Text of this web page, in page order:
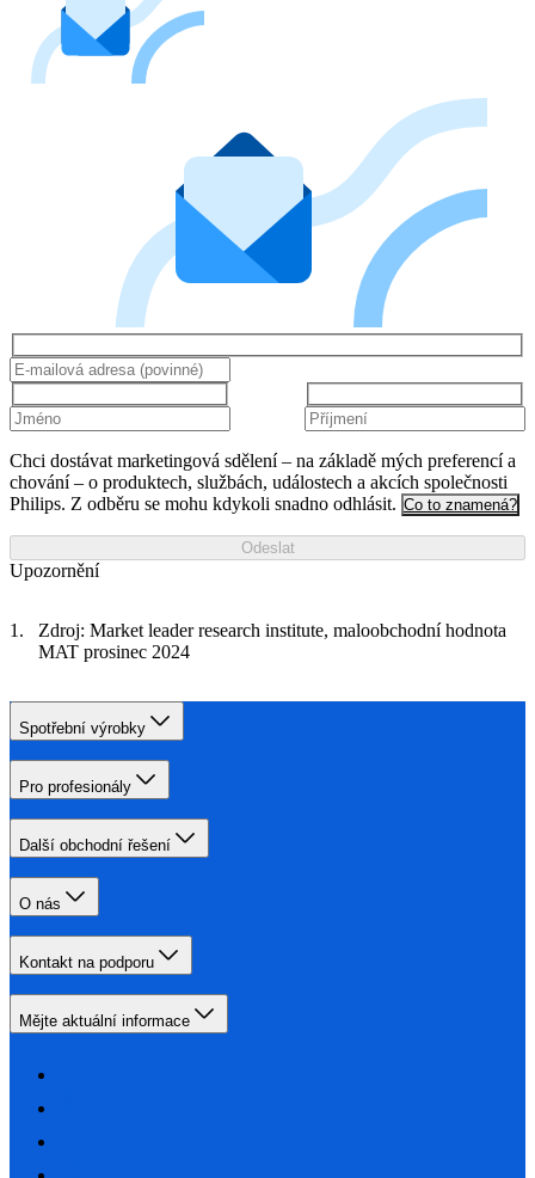
Chci dostávat marketingová sdělení – na základě mých preferencí a
chování – o produktech, službách, událostech a akcích společnosti
Philips. Z odběru se mohu kdykoli snadno odhlásit. Co to znamená?
Odeslat
Upozornění
Zdroj: Market leader research institute, maloobchodní hodnota
MAT prosinec 2024
Spotřební výrobky
Pro profesionály
Další obchodní řešení
O nás
Kontakt na podporu
Mějte aktuální informace